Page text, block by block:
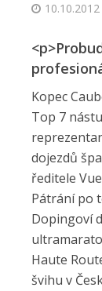
10.10.2012
Kopec
Top 7
dojezdů
ředitele
Pátrání po
Dopingoví
Haute
švihu v